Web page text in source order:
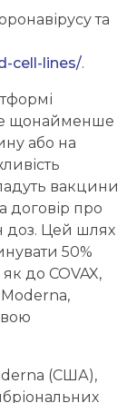
та
cell-lines/.
ще щонайменше
або на
вакцини
договір про
доз. Цей шлях
50%
до COVAX,
(США),